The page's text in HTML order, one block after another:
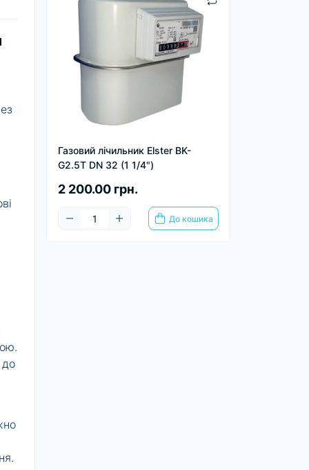
Газовий лічильник Elster BK-
G2.5T DN 32 (1 1/4")
2 200.00 грн.
До кошика
до